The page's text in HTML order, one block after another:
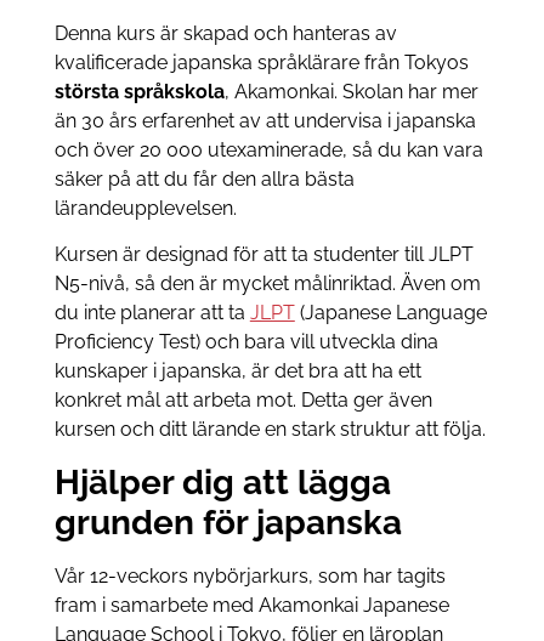
Denna kurs är skapad och hanteras av
kvalificerade japanska språklärare från Tokyos
största språkskola, Akamonkai. Skolan har mer
än 30 års erfarenhet av att undervisa i japanska
och över 20 000 utexaminerade, så du kan vara
säker på att du får den allra bästa
lärandeupplevelsen.
Kursen är designad för att ta studenter till JLPT
N5-nivå, så den är mycket målinriktad. Även om
du inte planerar att ta JLPT(Japanese Language
Proficiency Test) och bara vill utveckla dina
kunskaper i japanska, är det bra att ha ett
konkret mål att arbeta mot. Detta ger även
kursen och ditt lärande en stark struktur att följa.
Hjälper dig att lägga
grunden för japanska
Vår 12-veckors nybörjarkurs, som har tagits
fram i samarbete med Akamonkai Japanese
Language School i Tokyo, följer en läroplan